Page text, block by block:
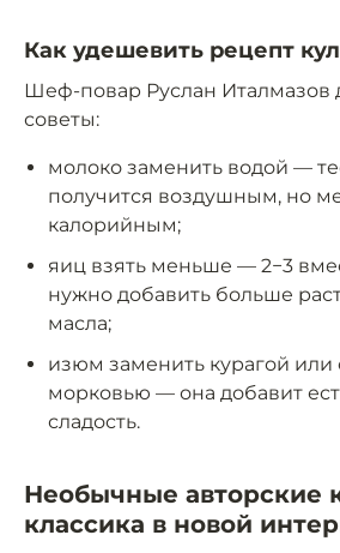
Как удешевить рецепт
Шеф-повар Руслан Италмазов
советы:
молоко заменить водой —
получится воздушным, но
калорийным;
яиц взять меньше — 2−3
нужно добавить больше
масла;
изюм заменить курагой
морковью — она добавит
сладость.
Необычные авторские
классика в новой